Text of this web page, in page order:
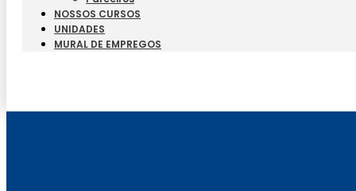
NOSSOS CURSOS
UNIDADES
MURAL DE EMPREGOS